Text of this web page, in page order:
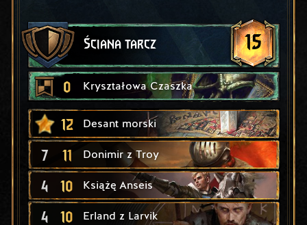
Ściana tarcz 15
0 Kryształowa Czaszka
12 Desant morski
7 11 Donimir z Troy
4 10 Książę Anseis
4 10 Erland z Larvik